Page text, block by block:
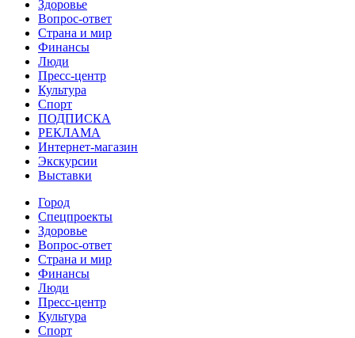
Здоровье
Вопрос-ответ
Страна и мир
Финансы
Люди
Пресс-центр
Культура
Спорт
ПОДПИСКА
РЕКЛАМА
Интернет-магазин
Экскурсии
Выставки
Город
Спецпроекты
Здоровье
Вопрос-ответ
Страна и мир
Финансы
Люди
Пресс-центр
Культура
Спорт